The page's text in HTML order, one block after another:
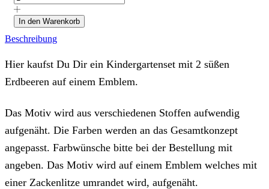
auf
einem
Emblem"
mit
und
Menge
In den Warenkorb
Beschreibung
Hier kaufst Du Dir ein Kindergartenset mit 2 süßen
Erdbeeren auf einem Emblem.
Das Motiv wird aus verschiedenen Stoffen aufwendig
aufgenäht. Die Farben werden an das Gesamtkonzept
angepasst. Farbwünsche bitte bei der Bestellung mit
angeben. Das Motiv wird auf einem Emblem welches mit
einer Zackenlitze umrandet wird, aufgenäht.